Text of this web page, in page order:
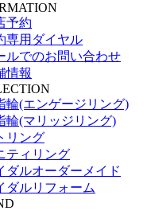
輪(エンゲージリング)
輪(マリッジリング)
リング
ティリング
ダルオーダーメイド
ダルリフォーム